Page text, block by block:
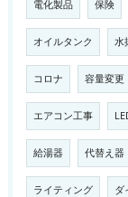
電化製品 保険
オイルタンク 水
コロナ 容量変更
エアコン工事
給湯器 代替え器
ライティング ダ